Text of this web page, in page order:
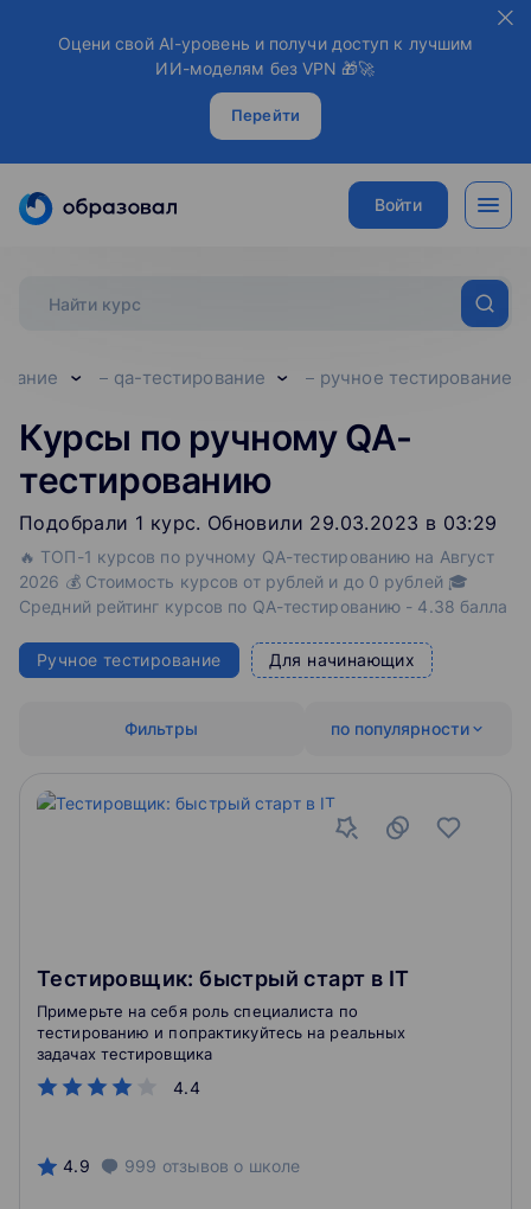
Оцени свой AI-уровень и получи доступ к лучшим
ИИ-моделям без VPN 🎁🚀
Перейти
Войти
qa-тестирование ручное тестирование
Курсы по ручному QA-
тестированию
Подобрали 1 курс. Обновили 29.03.2023 в 03:29
🔥 ТОП-1 курсов по ручному QA-тестированию на Август
2026 💰 Стоимость курсов от рублей и до 0 рублей 🎓
Средний рейтинг курсов по QA-тестированию - 4.38 балла
Ручное тестирование Для начинающих
по популярности
Фильтры
Тестировщик: быстрый старт в IT
4.4
Примерьте на себя роль специалиста по
тестированию и попрактикуйтесь на реальных
задачах тестировщика
4.9 999 отзывов о школе